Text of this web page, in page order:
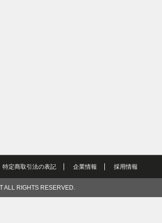
特定商取引法の表記 企業情報 採用情報
ALL RIGHTS RESERVED.